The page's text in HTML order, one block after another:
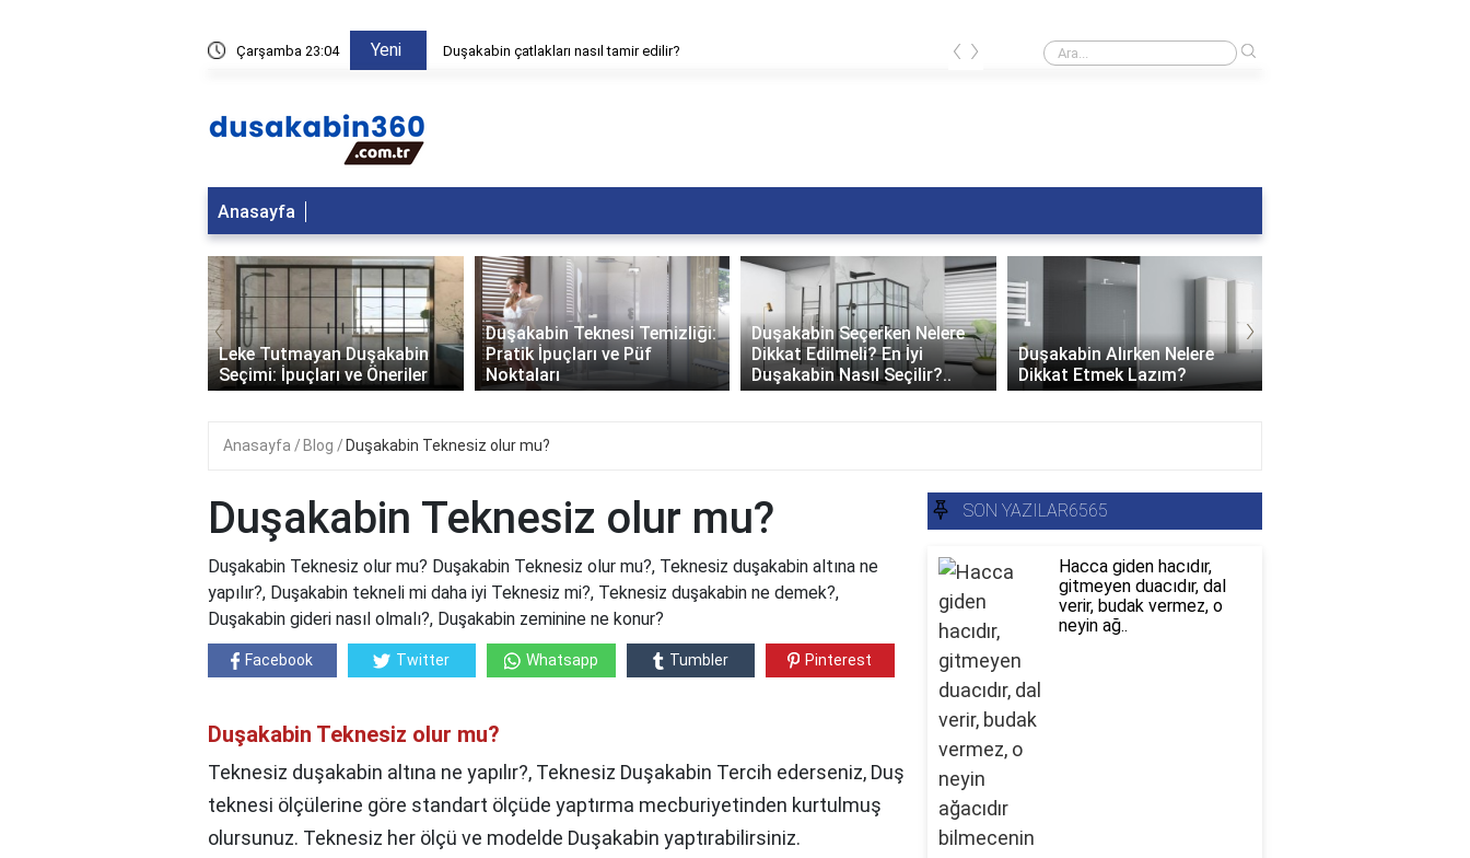
Çarşamba 23:04 Yeni Duşakabin çatlakları nasıl tamir edilir? Banyoda siyah küf nasıl temizlenir?
‹ ›
Anasayfa
Leke Tutmayan Duşakabin
Seçimi: İpuçları ve Öneriler
Duşakabin Teknesi Temizliği:
Pratik İpuçları ve Püf
Noktaları
Duşakabin Seçerken Nelere
Dikkat Edilmeli? En İyi
Duşakabin Nasıl Seçilir?..
Duşakabin Alırken Nelere
Dikkat Etmek Lazım?
‹ ›
Anasayfa Blog Duşakabin Teknesiz olur mu?
Duşakabin Teknesiz olur mu?
Duşakabin Teknesiz olur mu? Duşakabin Teknesiz olur mu?, Teknesiz duşakabin altına ne
yapılır?, Duşakabin tekneli mi daha iyi Teknesiz mi?, Teknesiz duşakabin ne demek?,
Duşakabin gideri nasıl olmalı?, Duşakabin zeminine ne konur?
Facebook Twitter Whatsapp Tumbler Pinterest
Duşakabin Teknesiz olur mu?
Teknesiz duşakabin altına ne yapılır?, Teknesiz Duşakabin Tercih ederseniz, Duş
teknesi ölçülerine göre standart ölçüde yaptırma mecburiyetinden kurtulmuş
olursunuz. Teknesiz her ölçü ve modelde Duşakabin yaptırabilirsiniz.
SON YAZILAR6565
Hacca giden hacıdır,
gitmeyen duacıdır, dal
verir, budak vermez, o
neyin ağ..